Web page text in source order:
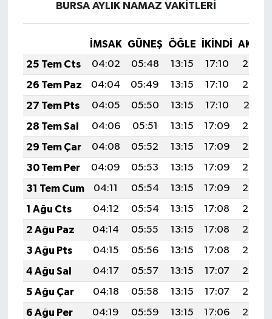
BURSA AYLIK NAMAZ VAKITLERI
İMSAK GÜNEŞ ÖĞLE İKINDI
25 Tem Cts
04:02 05:48 13:15 17:10
20:33
26 Tem Paz
04:04 05:49 13:15 17:10
20:32
27 Tem Pts
04:05 05:50 13:15 17:10
20:31
28 Tem Sal
04:06 05:51 13:15 17:09
20:30
29 Tem Çar
04:08 05:52 13:15 17:09
20:29
30 Tem Per
04:09 05:53 13:15 17:09
20:28
31 Tem Cum
04:11 05:54 13:15 17:09
20:27
1 Ağu Cts
04:12 05:54 13:15 17:08
20:26
2 Ağu Paz
04:14 05:55 13:15 17:08
20:25
3 Ağu Pts
04:15 05:56 13:15 17:08
20:24
4 Ağu Sal
04:17 05:57 13:15 17:07
20:23
5 Ağu Çar
04:18 05:58 13:15 17:07
20:22
6 Ağu Per
04:19 05:59 13:15 17:06
20:20